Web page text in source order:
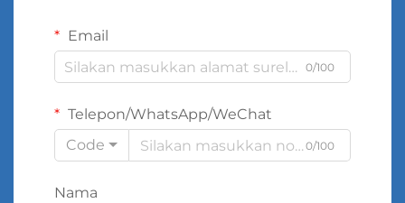
Email
0/100
Telepon/WhatsApp/WeChat
Code
0/100
Nama